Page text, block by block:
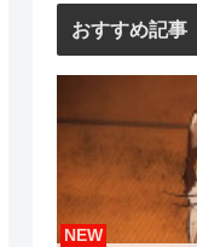
おすすめ記事
NEW